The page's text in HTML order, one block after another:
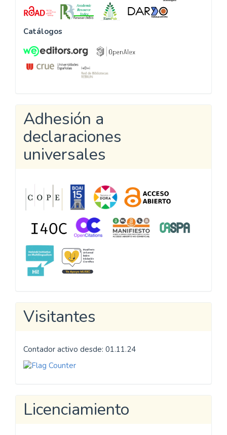
Catálogos
Adhesión a
declaraciones
universales
Visitantes
Contador activo desde: 01.11.24
Licenciamiento